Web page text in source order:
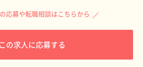
応募や転職相談はこちらから
この求人に応募する